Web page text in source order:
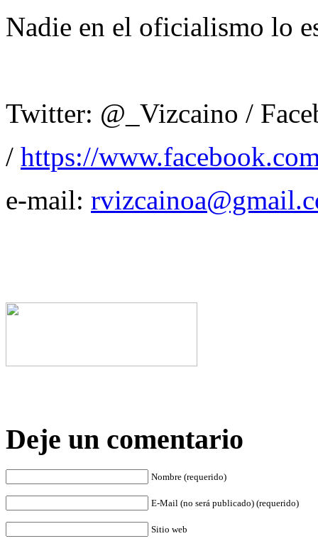
Nadie en el oficialismo lo
Twitter: @_Vizcaino /
/ https://
e-mail:
Deje un comentario
Nombre (requerido)
E-Mail (no será publicado) (requerido)
Sitio web